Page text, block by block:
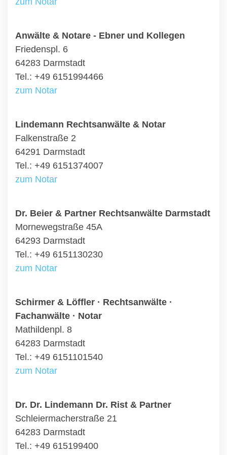
Anwälte & Notare - Ebner und Kollegen
Friedenspl. 6
64283 Darmstadt
Tel.: +49 6151994466
zum Notar
Lindemann Rechtsanwälte & Notar
Falkenstraße 2
64291 Darmstadt
Tel.: +49 6151374007
zum Notar
Dr. Beier & Partner Rechtsanwälte Darmstadt
Mornewegstraße 45A
64293 Darmstadt
Tel.: +49 6151130230
zum Notar
Schirmer & Löffler · Rechtsanwälte ·
Fachanwälte · Notar
Mathildenpl. 8
64283 Darmstadt
Tel.: +49 6151101540
zum Notar
Dr. Dr. Lindemann Dr. Rist & Partner
Schleiermacherstraße 21
64283 Darmstadt
Tel.: +49 615199400